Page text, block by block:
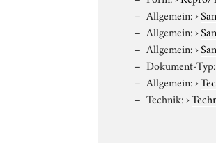
Allgemein:›
Allgemein:›
Allgemein:›
Dokument-Typ:
Allgemein:›
Technik:›